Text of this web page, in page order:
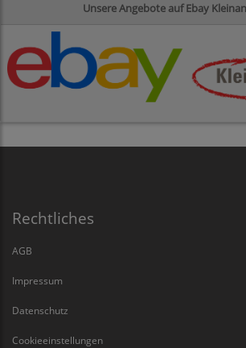
Unsere Angebote auf Ebay
Rechtliches
AGB
Impressum
Datenschutz
Cookieeinstellungen